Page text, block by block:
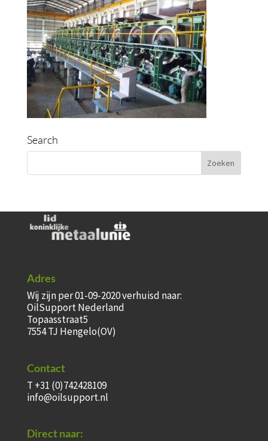
Search
Adres
Wij zijn per 01-09-2020 verhuisd naar:
OilSupport Nederland
Topaasstraat5
7554 TJ Hengelo(OV)
Contact
T +31 (0)742428109
info@oilsupport.nl
Direct naar: